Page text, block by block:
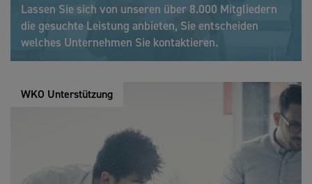
Lassen Sie sich von unseren über 8.000 Mitgliedern
die gesuchte Leistung anbieten, Sie entscheiden
welches Unternehmen Sie kontaktieren.
WKO Unterstützung